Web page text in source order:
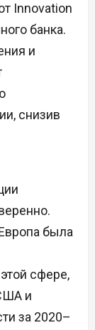
Innovation
банка.
и
снизив
была
сфере,
и
за 2020–